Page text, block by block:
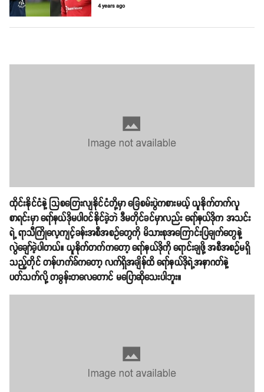
4 years ago
ထိုင်းနိုင်ငံနဲ့ သြစတြေးလျနိုင်ငံတို့မှာ ခြေစမ်းပွဲကစားမယ့် ယူနိုက်တက်လူ
စာရင်းမှာ ရော်နယ်ဒိုမပါဝင်နိုင်ခဲ့ဘဲ ဒီမတိုင်ခင်မှာလည်း ရော်နယ်ဒိုက အသင်း
ရဲ့ ရာသီကြိုလေ့ကျင့်ခန်းအစီအစဥ်တွေကို မိသားစုအကြောင်းပြချက်တွေနဲ့
လွဲချော်ခဲ့ပါတယ်။ ယူနိုက်တက်ကတော့ ရော်နယ်ဒိုကို ရောင်းချဖို့ အစီအစဥ်မရှိ
သည့်တိုင် တန်ဟက်ခ်ကတော့ လက်ရှိအချိန်ထိ ရော်နယ်ဒိုရဲ့အနာဂတ်နဲ့
ပတ်သက်လို့ တခွန်းတလေတောင် မပြောဆိုသေးပါဘူး။